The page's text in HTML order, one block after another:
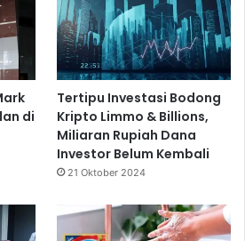
di
Tertipu Investasi Bodong
Kripto Limmo & Billions,
Miliaran Rupiah Dana
Investor Belum Kembali
21 Oktober 2024